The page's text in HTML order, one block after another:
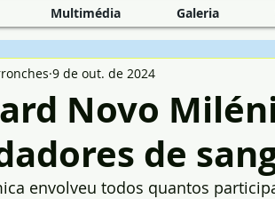
Multimédia Galeria
Novo
de
9 de out. de 2024
envolveu todos quantos